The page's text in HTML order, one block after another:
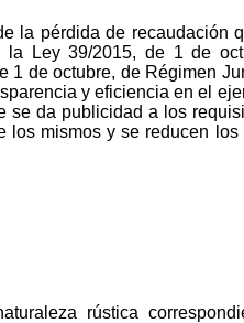
la pérdida de recaudación
Ley 39/2015, de 1 de
de octubre, de Régimen
y eficiencia en el
da publicidad a los
mismos y se reducen
rústica